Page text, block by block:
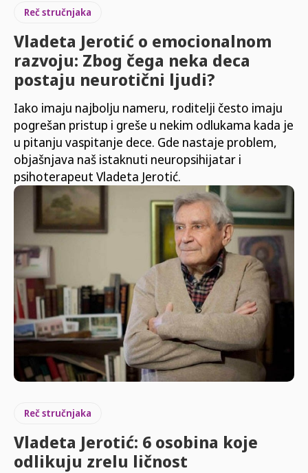
Reč stručnjaka
Vladeta Jerotić o emocionalnom
razvoju: Zbog čega neka deca
postaju neurotični ljudi?
Iako imaju najbolju nameru, roditelji često imaju
pogrešan pristup i greše u nekim odlukama kada je
u pitanju vaspitanje dece. Gde nastaje problem,
objašnjava naš istaknuti neuropsihijatar i
psihoterapeut Vladeta Jerotić.
Reč stručnjaka
Vladeta Jerotić: 6 osobina koje
odlikuju zrelu ličnost